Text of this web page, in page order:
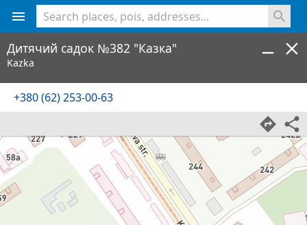
Дитячий садок №382 "Казка"
Kazka
+380 (62) 253-00-63
<% console.log(hcard) %>